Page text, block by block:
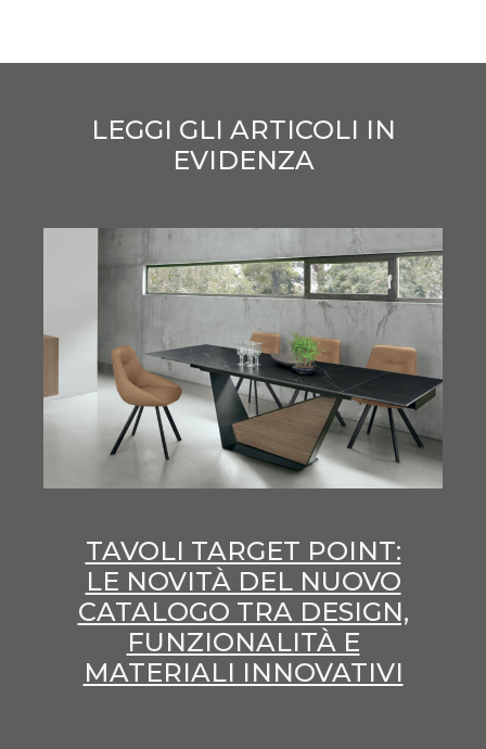
LEGGI GLI ARTICOLI IN
EVIDENZA
TAVOLI TARGET POINT:
LE NOVITÀ DEL NUOVO
CATALOGO TRA DESIGN,
FUNZIONALITÀ E
MATERIALI INNOVATIVI